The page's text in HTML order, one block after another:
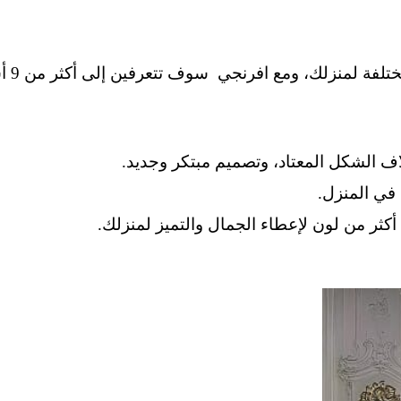
الشكل المعتاد، وتصميم مبتكر وجديد.
في المنزل.
من لون لإعطاء الجمال والتميز لمنزلك.